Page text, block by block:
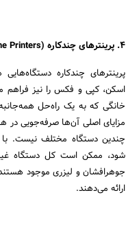
4. پرینترهای چندکاره (All-in-One Printers)
پرینترهای چندکاره
اسکن، کپی و فکس را نیز فراهم
خانگی که به یک راه‌حل همه‌جانبه
مزایای اصلی آن‌ها صرفه‌جویی در
چندین دستگاه مختلف نیست.
شود، ممکن است کل دستگاه
جوهرافشان و لیزری موجود هستند
ارائه می‌دهند.